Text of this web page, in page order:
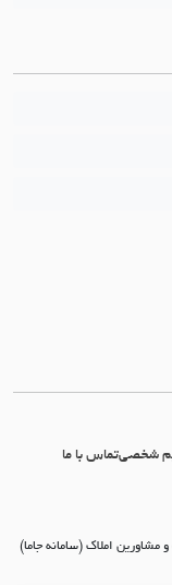
تلگرام
جاما در آپارات
شخصیتماس با ما